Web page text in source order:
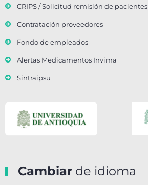
CRIPS / Solicitud remisión de pacientes
Contratación proveedores
Fondo de empleados
Alertas Medicamentos Invima
Sintraipsu
Cambiar de idioma